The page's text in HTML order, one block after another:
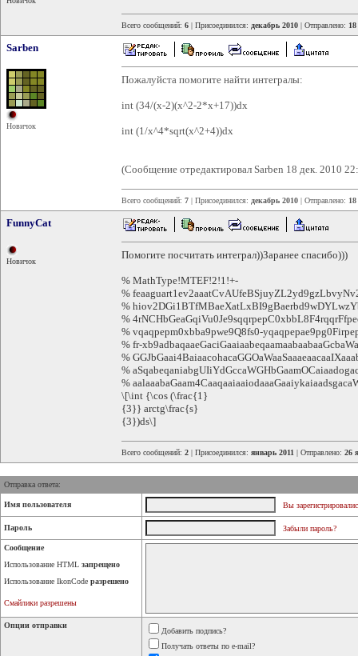
Всего сообщений: 6 | Присоединился: декабрь 2010 | Отправлено:
Sarben
Новичок
Пожалуйста помогите найти интегралы:
int (34/(x-2)(x^2-2*x+17))dx
int (1/x^4*sqrt(x^2+4))dx
(Сообщение отредактировал Sarben 18 дек. 2010
Всего сообщений: 7 | Присоединился: декабрь 2010 | Отправлено:
FunnyCat
Новичок
Помогите посчитать интеграл))Заранее спасибо)))
% MathType!MTEF!2!1!+-
%
%
%
% vqaqpepm0xbba9pwe9Q8fs0-
% fr-
%
%
%
\[\int {\cos (\frac{1}
{3}} arctg\frac{s}
{3})ds\]
Всего сообщений: 2 | Присоединился: январь 2011 | Отправлено: 26
Отправка ответа:
Имя пользователя Вы
Пароль Забыли пароль?
Сообщение
Использование HTML запрещено
Использование IkonCode разрешено
Смайлики разрешены
Опции отправки
Добавить подпись?
Получать ответы по e-mail?